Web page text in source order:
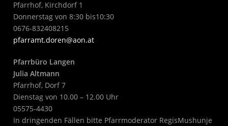
Pfarrhof, Kirchdorf 1
Donnerstag von 8:30 bis10:30
0676-832408215
pfarramt.doren@aon.at
Pfarrbüro Langen
Julia Altmann
Pfarrhof, Dorf 7
Dienstag von 10.00 – 12.00 Uhr
05575-4430
In dringenden Fällen bitte Pfarrmoderator RegisMushunje